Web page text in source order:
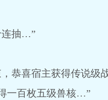
连抽…”
恭喜宿主获得传说级
一百枚五级兽核…”